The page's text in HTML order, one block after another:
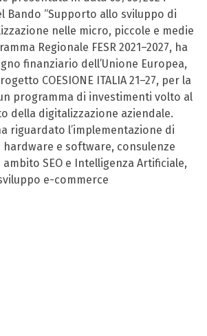
Bando “Supporto allo sviluppo di
nelle micro, piccole e medie
Regionale FESR 2021–2027, ha
finanziario dell’Unione Europea,
COESIONE ITALIA 21–27, per la
programma di investimenti volto al
della digitalizzazione aziendale.
riguardato l’implementazione di
e software, consulenze
SEO e Intelligenza Artificiale,
e-commerce